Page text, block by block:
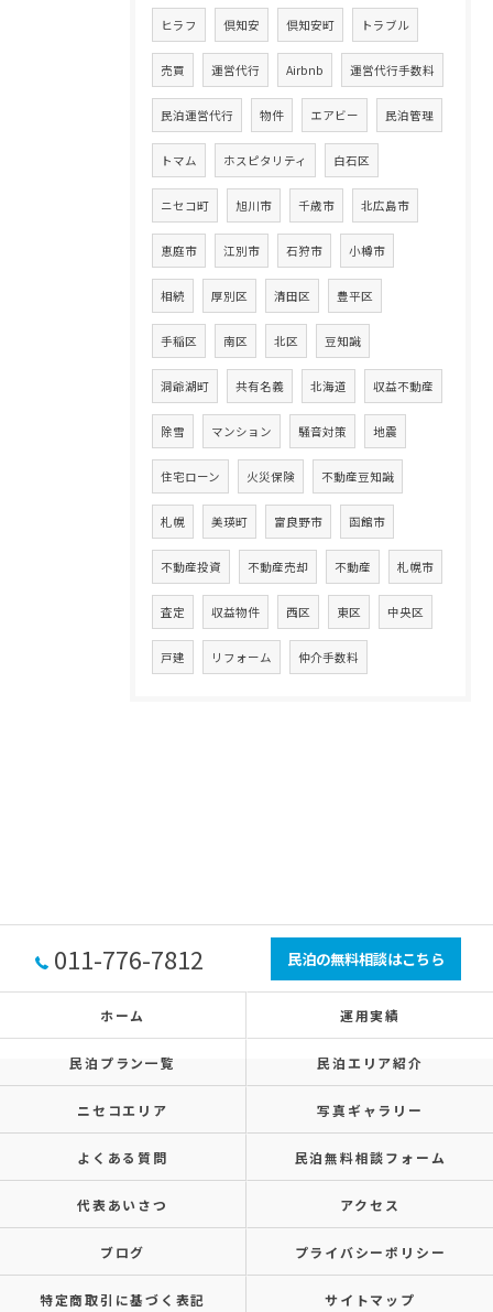
ヒラフ 倶知安 倶知安町 トラブル
売買 運営代行 Airbnb 運営代行手数料
民泊運営代行 物件 エアビー 民泊管理
トマム ホスピタリティ 白石区
ニセコ町 旭川市 千歳市 北広島市
恵庭市 江別市 石狩市 小樽市
相続 厚別区 清田区 豊平区
手稲区 南区 北区 豆知識
洞爺湖町 共有名義 北海道 収益不動産
除雪 マンション 騒音対策 地震
住宅ローン 火災保険 不動産豆知識
札幌 美瑛町 富良野市 函館市
不動産投資 不動産売却 不動産 札幌市
査定 収益物件 西区 東区 中央区
戸建 リフォーム 仲介手数料
011-776-7812 民泊の無料相談はこちら
ホーム 運用実績
民泊プラン一覧 民泊エリア紹介
ニセコエリア 写真ギャラリー
よくある質問 民泊無料相談フォーム
代表あいさつ アクセス
ブログ プライバシーポリシー
特定商取引に基づく表記 サイトマップ